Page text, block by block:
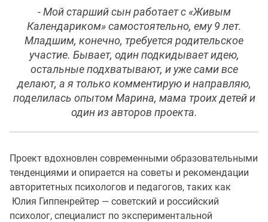
- Мой старший сын работает с «Живым
Календариком» самостоятельно, ему 9 лет.
Младшим, конечно, требуется родительское
участие. Бывает, один подкидывает идею,
остальные подхватывают, и уже сами все
делают, а я только комментирую и направляю,
поделилась опытом Марина, мама троих детей и
один из авторов проекта.
Проект вдохновлен современными образовательными
тенденциями и опирается на советы и рекомендации
авторитетных психологов и педагогов, таких как
Юлия Гиппенрейтер — советский и российский
психолог, специалист по экспериментальной